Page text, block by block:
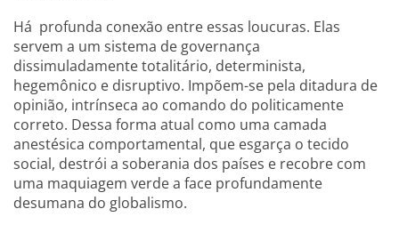
Há profunda conexão entre essas loucuras. Elas
servem a um sistema de governança
dissimuladamente totalitário, determinista,
hegemônico e disruptivo. Impõem-se pela ditadura de
opinião, intrínseca ao comando do politicamente
correto. Dessa forma atual como uma camada
anestésica comportamental, que esgarça o tecido
social, destrói a soberania dos países e recobre com
uma maquiagem verde a face profundamente
desumana do globalismo.